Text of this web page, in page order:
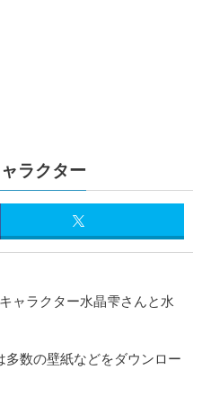
ラクター
ャラクター水晶雫さんと水
多数の壁紙などをダウンロー